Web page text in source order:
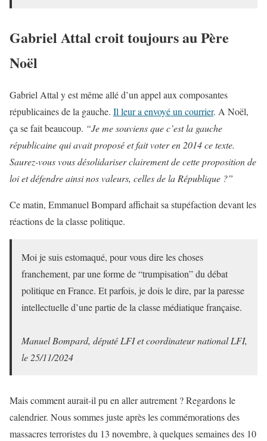
Gabriel Attal croit toujours au Père
Noël
Gabriel Attal y est même allé d’un appel aux composantes
républicaines de la gauche. Il leur a envoyé un courrier. A Noël,
ça se fait beaucoup. “Je me souviens que c’est la gauche
républicaine qui avait proposé et fait voter en 2014 ce texte.
Saurez-vous vous désolidariser clairement de cette proposition de
loi et défendre ainsi nos valeurs, celles de la République ?”
Ce matin, Emmanuel Bompard affichait sa stupéfaction devant les
réactions de la classe politique.
Moi je suis estomaqué, pour vous dire les choses
franchement, par une forme de “trumpisation” du débat
politique en France. Et parfois, je dois le dire, par la paresse
intellectuelle d’une partie de la classe médiatique française.
Manuel Bompard, député LFI et coordinateur national LFI,
le 25/11/2024
Mais comment aurait-il pu en aller autrement ? Regardons le
calendrier. Nous sommes juste après les commémorations des
massacres terroristes du 13 novembre, à quelques semaines des 10